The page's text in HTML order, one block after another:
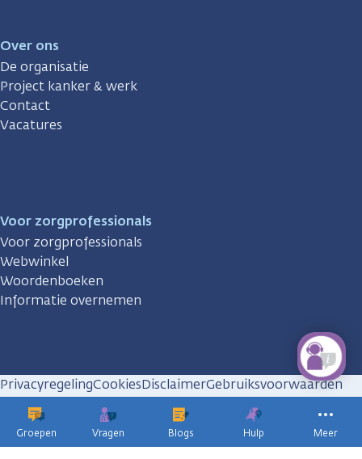
Groepen Vragen Blogs Hulp Meer
Over ons
De organisatie
Project kanker & werk
Contact
Vacatures
Voor zorgprofessionals
Voor zorgprofessionals
Webwinkel
Woordenboeken
Informatie overnemen
PrivacyregelingCookiesDisclaimerGebruiksvoorwaarden
Huisregels